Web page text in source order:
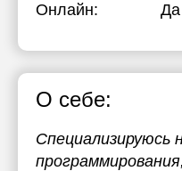
Онлайн: Да
О себе:
Специализируюсь